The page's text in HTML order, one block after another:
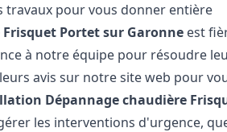
pour vous donner entière
Portet sur Garonne est
à notre équipe pour résoudre
avis sur notre site web pour
Dépannage chaudière
les interventions d'urgence,